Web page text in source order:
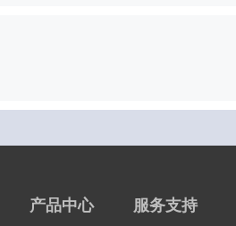
产品中心 服务支持